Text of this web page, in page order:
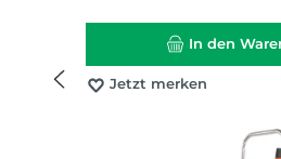
In den
Jetzt merken